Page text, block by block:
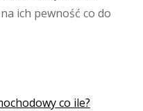
ich pewność co do
co ile?